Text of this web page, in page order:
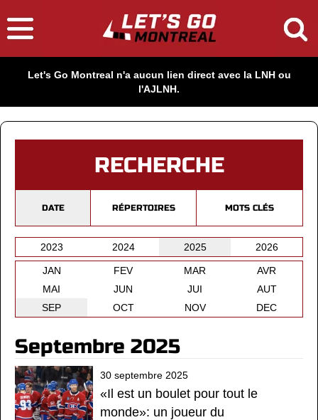
Let's Go Montreal n'a aucun lien direct avec la LNH ou
l'AJLNH.
RECHERCHE
DATE RÉPERTOIRES MOTS CLÉS
2023 2024 2025 2026
JAN FEV MAR
AVR
MAI
JUN JUI
AUT
SEP
OCT NOV DEC
Septembre 2025
30 septembre 2025
«Il est un boulet pour tout le
monde»: un joueur du